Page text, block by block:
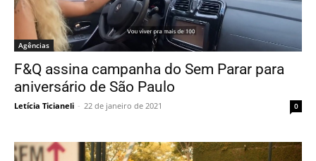
Agências
F&Q assina campanha do Sem Parar para
aniversário de São Paulo
Letícia Ticianeli - 22 de janeiro de 2021 0